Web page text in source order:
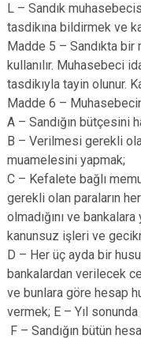
L – Sandık
tasdikına bildirmek ve
Madde 5 – Sandıkta
kullanılır. Muhasebeci
tasdikıyla tayin olunur.
Madde 6 –
A – Sandığın bütçesini
B – Verilmesi gerekli
muamelesini yapmak;
C – Kefalete bağlı
gerekli olan paraların
olmadığını ve bankalara
kanunsuz işleri ve
D – Her üç ayda bir
bankalardan verilecek
ve bunlara göre hesap
vermek; E – Yıl
F – Sandığın bütün